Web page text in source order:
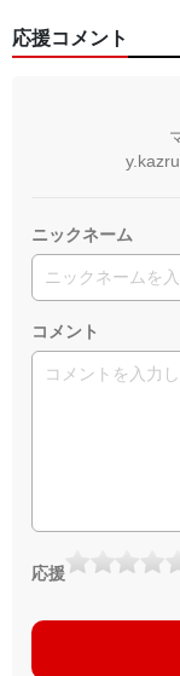
応援コメント
ニックネーム
コメント
応援